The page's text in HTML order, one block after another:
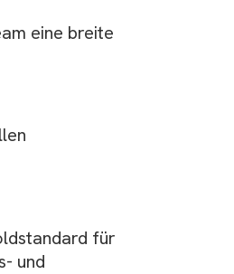
eine breite
für
und